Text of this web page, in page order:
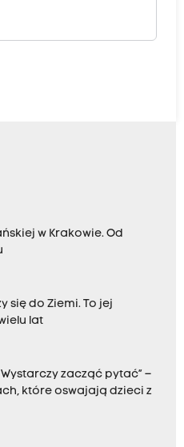
w Krakowie. Od
się do Ziemi. To jej
lat
zacząć pytać” –
które oswajają dzieci z